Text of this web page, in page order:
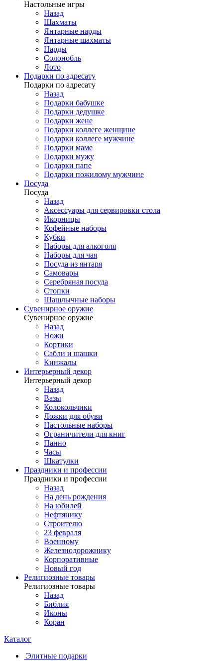
Настольные игры
Назад
Шахматы
Янтарные нарды
Янтарные шахматы
Нарды
Солонобль
Лото
Подарки по адресату
Подарки по адресату
Назад
Подарки бабушке
Подарки дедушке
Подарки жене
Подарки коллеге женщине
Подарки коллеге мужчине
Подарки маме
Подарки мужу
Подарки папе
Подарки пожилому мужчине
Посуда
Посуда
Назад
Аксессуары для сервировки стола
Икорницы
Кофейные наборы
Кубки
Наборы для алкоголя
Наборы для чая
Посуда из янтаря
Самовары
Серебряная посуда
Стопки
Шашлычные наборы
Сувенирное оружие
Сувенирное оружие
Назад
Ножи
Кортики
Сабли и шашки
Кинжалы
Интерьерный декор
Интерьерный декор
Назад
Вазы
Колокольчики
Ложки для обуви
Настольные наборы
Ограничители для книг
Панно
Часы
Шкатулки
Праздники и профессии
Праздники и профессии
Назад
На день рождения
На юбилей
Нефтянику
Строителю
23 февраля
Военному
Железнодорожнику
Корпоративные
Новый год
Религиозные товары
Религиозные товары
Назад
Библия
Иконы
Коран
Каталог
Элитные подарки